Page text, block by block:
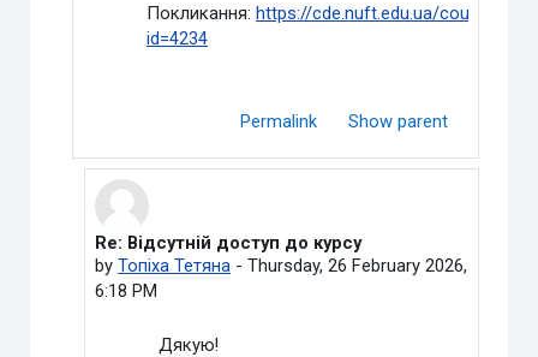
Покликання: https://cde.nuft.edu.ua/course/
id=4234
Permalink Show parent
In reply to Пащенко Богдан Сергійович
Re: Відсутній доступ до курсу
byТопіха Тетяна -Thursday, 26 February 2026,
6:18 PM
Дякую!